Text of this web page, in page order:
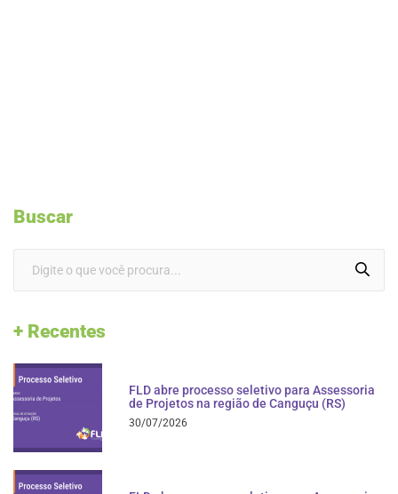
Buscar
+ Recentes
FLD abre processo seletivo para Assessoria
de Projetos na região de Canguçu (RS)
30/07/2026